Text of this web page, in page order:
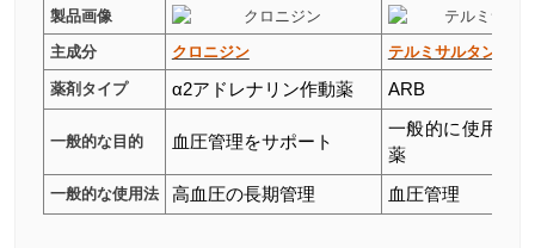
製品画像
主成分
クロニジン
テルミサルタン
薬剤タイプ
α2アドレナリン作動薬 ARB
一般的な目的 血圧管理をサポート
一般的に使用さ
薬
一般的な使用法 高血圧の長期管理 血圧管理